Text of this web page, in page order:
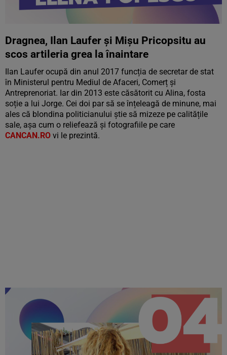
Dragnea, Ilan Laufer și Mișu Pricopsitu au
scos artileria grea la înaintare
Ilan Laufer ocupă din anul 2017 funcția de secretar de stat
în Ministerul pentru Mediul de Afaceri, Comerț și
Antreprenoriat. Iar din 2013 este căsătorit cu Alina, fosta
soție a lui Jorge. Cei doi par să se înțeleagă de minune, mai
ales că blondina politicianului știe să mizeze pe calitățile
sale, așa cum o reliefează și fotografiile pe care
CANCAN.RO vi le prezintă.